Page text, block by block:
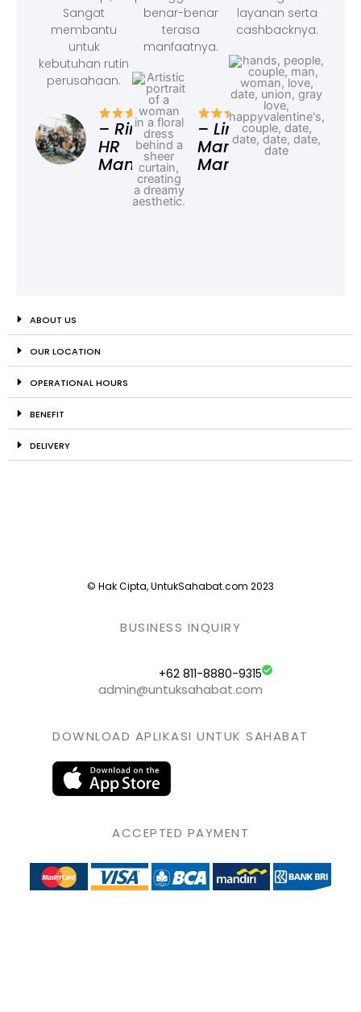
Sangat
membantu
untuk
kebutuhan rutin
perusahaan.
– Rina,
HR
Manager
benar-benar
terasa
manfaatnya.
– Linda,
Marketing
Manager
layanan serta
cashbacknya.
ABOUT US
OUR LOCATION
OPERATIONAL HOURS
BENEFIT
DELIVERY
© Hak Cipta, UntukSahabat.com 2023
BUSINESS INQUIRY
+62 811-8880-9315
admin@untuksahabat.com
DOWNLOAD APLIKASI UNTUK SAHABAT
ACCEPTED PAYMENT